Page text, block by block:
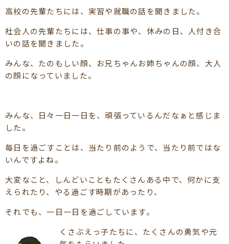
高校の先輩たちには、実習や就職の話を聞きました。
社会人の先輩たちには、仕事の事や、休みの日、人付き合
いの話を聞きました。
みんな、たのもしい顔、お兄ちゃんお姉ちゃんの顔、大人
の顔になっていました。
みんな、日々一日一日を、頑張っているんだなぁと感じま
した。
毎日を過ごすことは、当たり前のようで、当たり前ではな
いんですよね。
大変なこと、しんどいこともたくさんある中で、何かに支
えられたり、やる過ごす時期があったり、
それでも、一日一日を過ごしています。
くさぶえっ子たちに、たくさんの勇気や元